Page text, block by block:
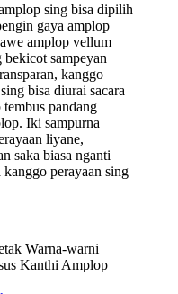
sing bisa dipilih
gaya amplop
amplop vellum
sampeyan
kanggo
bisa diurai sacara
pandang
Iki sampurna
liyane,
saka biasa nganti
perayaan sing